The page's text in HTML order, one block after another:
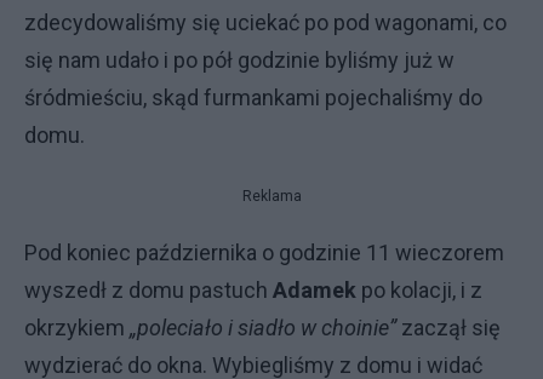
zdecydowaliśmy się uciekać po pod wagonami, co
się nam udało i po pół godzinie byliśmy już w
śródmieściu, skąd furmankami pojechaliśmy do
domu.
Reklama
Pod koniec października o godzinie 11 wieczorem
wyszedł z domu pastuch Adamek po kolacji, i z
okrzykiem „poleciało i siadło w choinie”zaczął się
wydzierać do okna. Wybiegliśmy z domu i widać